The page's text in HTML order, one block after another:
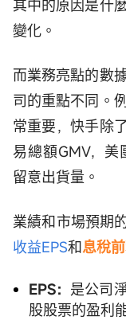
其中的原因是什
變化。
而業務亮點的數
司的重點不同。
常重要，快手除
易總額GMV，
留意出貨量。
業績和市場預期
收益EPS和息稅
EPS： 是公司
股股票的盈利